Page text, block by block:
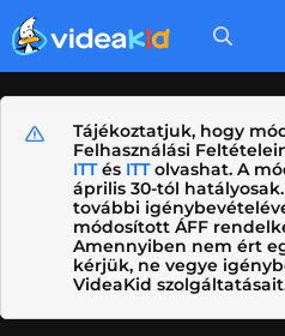
Tájékoztatjuk, hogy
Felhasználási
ITTés ITTolvashat. A
április 30-tól
további
módosított ÁFF
Amennyiben nem ért
kérjük, ne vegye
VideaKid